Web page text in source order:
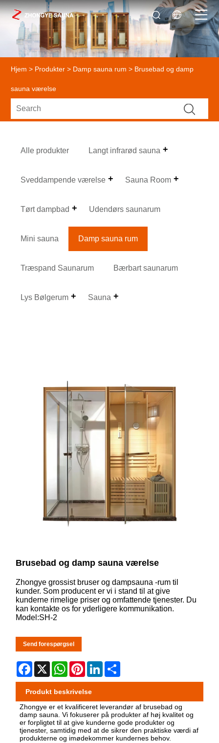
Hjem > Produkter > Damp sauna rum > Brusebad og damp
sauna værelse
Alle produkter Langt infrarød sauna
Sveddampende værelse Sauna Room
Tørt dampbad Udendørs saunarum
Mini sauna Damp sauna rum
Træspand Saunarum Bærbart saunarum
Lys Bølgerum Sauna
Brusebad og damp sauna værelse
Zhongye grossist bruser og dampsauna -rum til
kunder. Som producent er vi i stand til at give
kunderne rimelige priser og omfattende tjenester. Du
kan kontakte os for yderligere kommunikation.
Model:SH-2
Send forespørgsel
Facebook
X WhatsApp
PinterestLinkedIn
Produkt beskrivelse
Zhongye er et kvalificeret leverandør af brusebad og
damp sauna. Vi fokuserer på produkter af høj kvalitet og
er forpligtet til at give kunderne gode produkter og
tjenester, samtidig med at de sikrer den praktiske værdi af
produkterne og imødekommer kundernes behov.